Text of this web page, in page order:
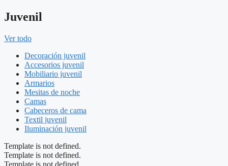
Juvenil
Ver todo
Decoración juvenil
Accesorios juvenil
Mobiliario juvenil
Armarios
Mesitas de noche
Camas
Cabeceros de cama
Textil juvenil
Iluminación juvenil
Template is not defined.
Template is not defined.
Template is not defined.